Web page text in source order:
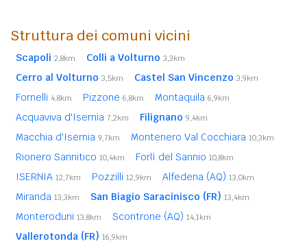
Struttura dei comuni vicini
Scapoli 2,8km Colli a Volturno 3,3km
Cerro al Volturno 3,5km Castel San Vincenzo 3,9km
Fornelli 4,8km Pizzone 6,8km Montaquila 6,9km
Acquaviva d'Isernia 7,2km Filignano 9,4km
Macchia d'Isernia 9,7km Montenero Val Cocchiara 10,3km
Rionero Sannitico 10,4km Forlì del Sannio 10,8km
ISERNIA 12,7km Pozzilli 12,9km Alfedena (AQ) 13,0km
Miranda 13,3km San Biagio Saracinisco (FR) 13,4km
Monteroduni 13,8km Scontrone (AQ) 14,1km
Vallerotonda (FR) 16,9km